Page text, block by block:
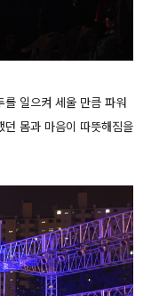
를 일으켜 세울 만큼 파워
몸과 마음이 따뜻해짐을